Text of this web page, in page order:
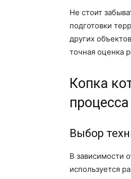
Не стоит
подготовки
других
точная оценка
Копка
процесса
Выбор
В зависимости
используется